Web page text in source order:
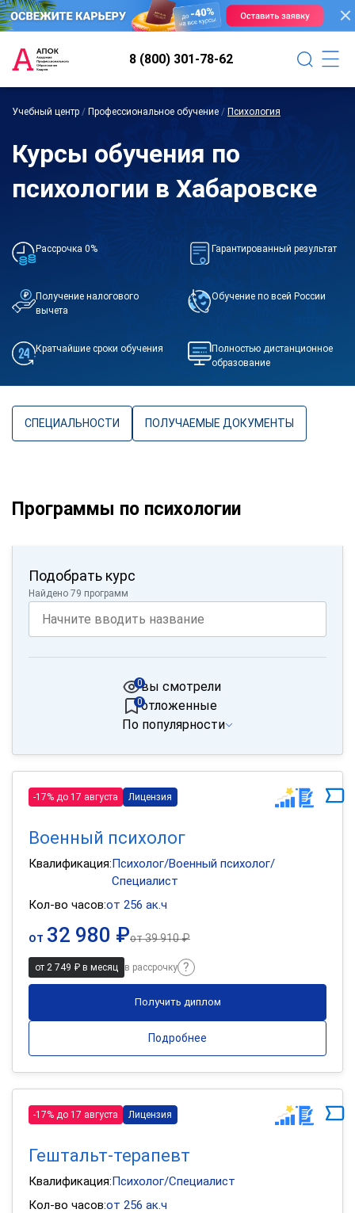
8 (800) 301-78-62
Учебный центр / Профессиональное обучение / Психология
Курсы обучения по
психологии в Хабаровске
Рассрочка 0% Гарантированный результат
Получение налогового
вычета
Обучение по всей России
Кратчайшие сроки обучения
Полностью дистанционное
образование
СПЕЦИАЛЬНОСТИ ПОЛУЧАЕМЫЕ ДОКУМЕНТЫ
Программы по психологии
Подобрать курс
Найдено 79 программ
вы смотрели
0
отложенные
0
По популярности
-17% до 17 августа Лицензия
Военный психолог
Квалификация:Психолог/Военный психолог/
Специалист
Кол-во часов:от 256 ак.ч
от 32 980 ₽от39 910 ₽
от 2 749 ₽ в месяц в рассрочку
Получить диплом
Подробнее
-17% до 17 августа Лицензия
Гештальт-терапевт
Квалификация:Психолог/Специалист
Кол-во часов:от 256 ак.ч